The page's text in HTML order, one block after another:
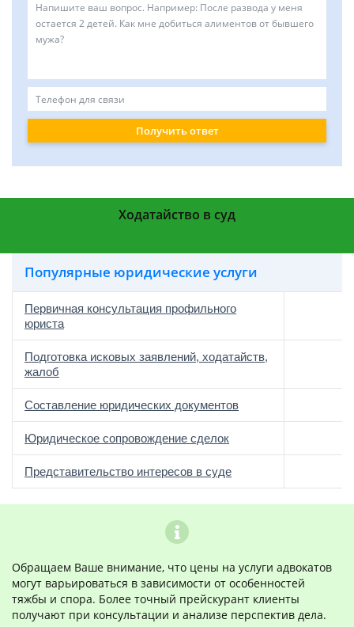
Получить ответ
Ходатайство в суд
Популярные юридические услуги
Первичная консультация профильного
юриста
Подготовка исковых заявлений, ходатайств,
жалоб
Составление юридических документов
Юридическое сопровождение сделок
Представительство интересов в суде
Обращаем Ваше внимание, что цены на услуги адвокатов
могут варьироваться в зависимости от особенностей
тяжбы и спора. Более точный прейскурант клиенты
получают при консультации и анализе перспектив дела.